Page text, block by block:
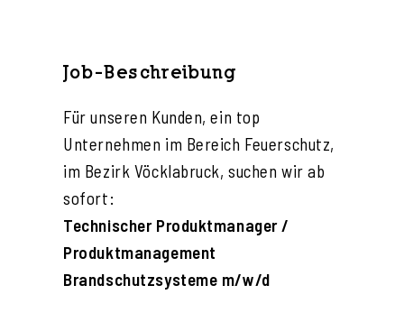
Job-Beschreibung
Für unseren Kunden, ein top
Unternehmen im Bereich Feuerschutz,
im Bezirk Vöcklabruck, suchen wir ab
sofort:
Technischer Produktmanager /
Produktmanagement
Brandschutzsysteme m/w/d